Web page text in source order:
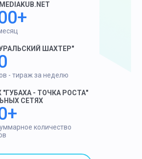
ШАХТЕР"
- тираж за неделю
"ГУБАХА - ТОЧКА РОСТА"
СЕТЯХ
количество